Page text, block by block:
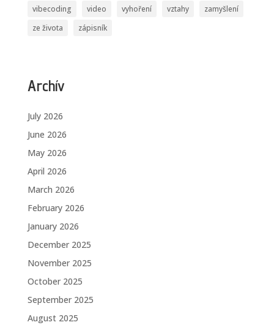
vibecoding
video vyhoření vztahy
zamyšlení
ze života
zápisník
Archív
July 2026
June 2026
May 2026
April 2026
March 2026
February 2026
January 2026
December 2025
November 2025
October 2025
September 2025
August 2025